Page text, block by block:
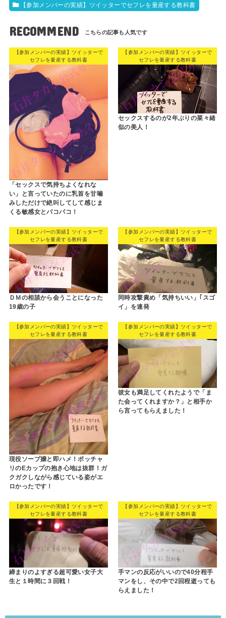
【参加メンバーの実績】ツイッターでセフレを量産する教科書
RECOMMEND
【参加メンバーの実績】ツイッターで
セフレを量産する教科書
「セックスで気持ちよくなれな
い」と言っていたのに乳首を甘噛
みしただけで絶叫してして感じま
くる敏感女とパコパコ！
【参加メンバーの実績】ツイッターで
セフレを量産する教科書
セックスするのが2年ぶりの菜々緒
似の美人！
【参加メンバーの実績】ツイッターで
セフレを量産する教科書
ＤＭの相談から会うことになった
19歳の子
【参加メンバーの実績】ツイッターで
セフレを量産する教科書
同時攻撃責め「気持ちいい」｢スゴ
イ」を連発
【参加メンバーの実績】ツイッターで
セフレを量産する教科書
現役ソープ嬢と即ハメ！ポッチャ
リのEカップの抱き心地は抜群！ガ
クガクしながら感じている姿がエ
ロかったです！
【参加メンバーの実績】ツイッターで
セフレを量産する教科書
彼女も満足してくれたようで「ま
た会ってくれますか？」と相手か
ら言ってもらえました！
【参加メンバーの実績】ツイッターで
セフレを量産する教科書
締まりのよすぎる超可愛い女子大
生と１時間に３回戦！
【参加メンバーの実績】ツイッターで
セフレを量産する教科書
手マンの反応がいいので40分程手
マンをし、その中で2回程逝っても
らえました！